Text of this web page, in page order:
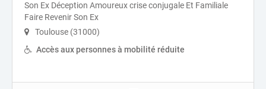
Son Ex Déception Amoureux crise conjugale Et Familiale
Faire Revenir Son Ex
Toulouse (31000)
Accès aux personnes à mobilité réduite